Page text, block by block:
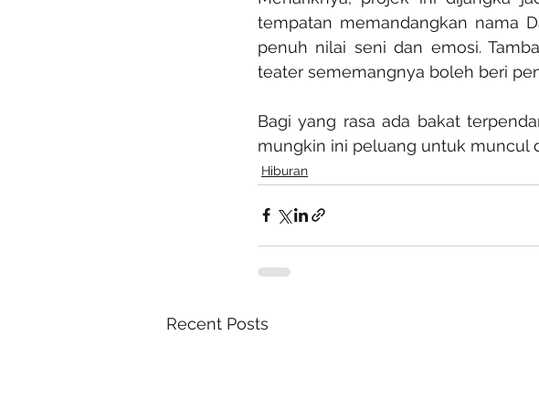
tempatan memandangkan nama
penuh nilai seni dan emosi.
teater sememangnya boleh beri
Bagi yang rasa ada bakat
mungkin ini peluang untuk muncul
Hiburan
Recent Posts